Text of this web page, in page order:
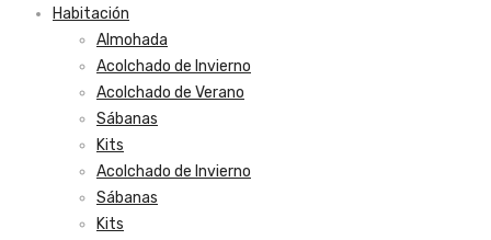
Habitación
Almohada
Acolchado de Invierno
Acolchado de Verano
Sábanas
Kits
Acolchado de Invierno
Sábanas
Kits